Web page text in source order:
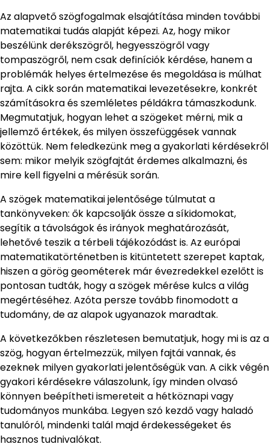
Az alapvető szögfogalmak elsajátítása minden további
matematikai tudás alapját képezi. Az, hogy mikor
beszélünk derékszögről, hegyesszögről vagy
tompaszögről, nem csak definíciók kérdése, hanem a
problémák helyes értelmezése és megoldása is múlhat
rajta. A cikk során matematikai levezetésekre, konkrét
számításokra és szemléletes példákra támaszkodunk.
Megmutatjuk, hogyan lehet a szögeket mérni, mik a
jellemző értékek, és milyen összefüggések vannak
közöttük. Nem feledkezünk meg a gyakorlati kérdésekről
sem: mikor melyik szögfajtát érdemes alkalmazni, és
mire kell figyelni a mérésük során.
A szögek matematikai jelentősége túlmutat a
tankönyveken: ők kapcsolják össze a síkidomokat,
segítik a távolságok és irányok meghatározását,
lehetővé teszik a térbeli tájékozódást is. Az európai
matematikatörténetben is kitüntetett szerepet kaptak,
hiszen a görög geométerek már évezredekkel ezelőtt is
pontosan tudták, hogy a szögek mérése kulcs a világ
megértéséhez. Azóta persze tovább finomodott a
tudomány, de az alapok ugyanazok maradtak.
A következőkben részletesen bemutatjuk, hogy mi is az a
szög, hogyan értelmezzük, milyen fajtái vannak, és
ezeknek milyen gyakorlati jelentőségük van. A cikk végén
gyakori kérdésekre válaszolunk, így minden olvasó
könnyen beépítheti ismereteit a hétköznapi vagy
tudományos munkába. Legyen szó kezdő vagy haladó
tanulóról, mindenki talál majd érdekességeket és
hasznos tudnivalókat.